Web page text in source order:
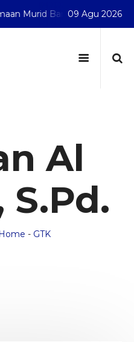
Murid Baru Tahun Pelajaran
09 Agu 2026
Al
S.Pd.
- GTK